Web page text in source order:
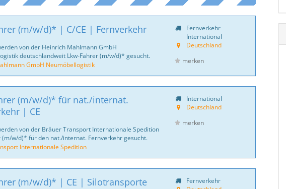
(m/w/d)* | C/CE | Fernverkehr
von der Heinrich Mahlmann GmbH
deutschlandweit Lkw-Fahrer (m/w/d)* gesucht.
GmbH Neumöbellogistik
Fernverkehr
International
Deutschland
merken
(m/w/d)* für nat./internat.
| CE
von der Bräuer Transport Internationale Spedition
w/d)* für den nat./internat. Fernverkehr gesucht.
Internationale Spedition
International
Deutschland
merken
(m/w/d)* | CE | Silotransporte
Fernverkehr